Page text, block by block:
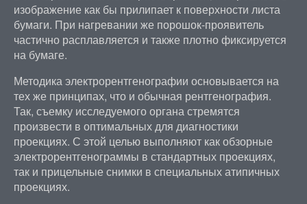
изображение как бы прилипает к поверхности листа
бумаги. При нагревании же порошок-проявитель
частично расплавляется и также плотно фиксируется
на бумаге.
Методика электрорентгенографии основывается на
тех же принципах, что и обычная рентгенография.
Так, съемку исследуемого органа стремятся
произвести в оптимальных для диагностики
проекциях. С этой целью выполняют как обзорные
электрорентгенограммы в стандартных проекциях,
так и прицельные снимки в специальных атипичных
проекциях.